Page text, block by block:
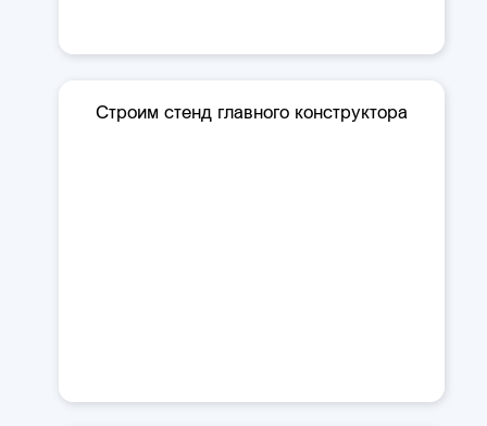
Строим стенд главного конструктора